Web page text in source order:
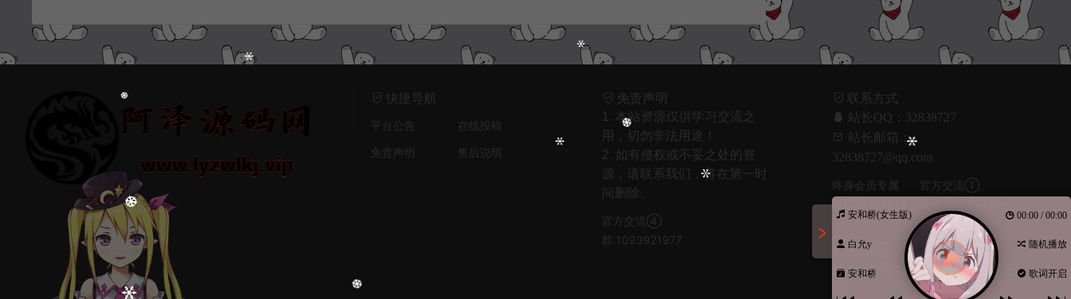
快捷导航
平台公告
在线投稿
免责声明
售后说明
免责声明
1. 本站资源仅供学习交流之
用，切勿非法用途！
2. 如有侵权或不妥之处的资
源，请联系我们，将在第一时
间删除。
官方交流④
群:1093921977
联系方式
站长QQ：32838727
站长邮箱：
32838727@qq.com
终身会员专属
群:720209672
官方交流①
满)
官方交流②
群:620517548(已
官方交流③
群:1045932367(已
满)
安和桥(女生版) 00:00 / 00:00
白允y 随机播放
安和桥 歌词开启